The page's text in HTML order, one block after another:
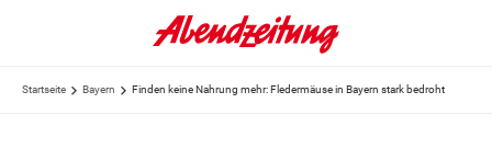
Startseite Bayern Finden keine Nahrung mehr: Fledermäuse in Bayern stark bedroht